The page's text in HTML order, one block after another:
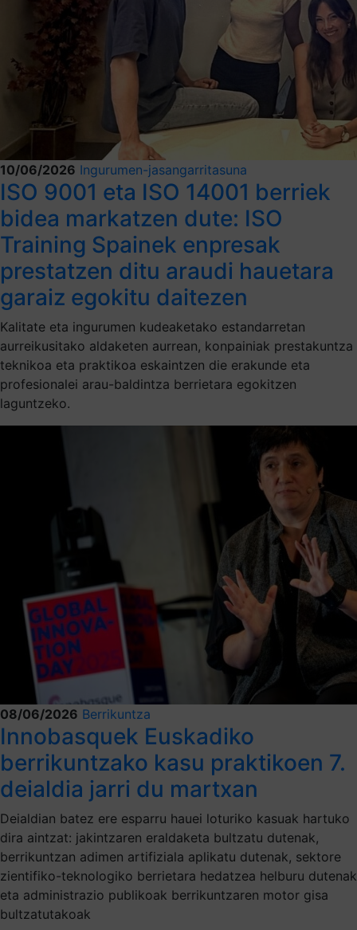
10/06/2026 Ingurumen-jasangarritasuna
ISO 9001 eta ISO 14001 berriek
bidea markatzen dute: ISO
Training Spainek enpresak
prestatzen ditu araudi hauetara
garaiz egokitu daitezen
Kalitate eta ingurumen kudeaketako estandarretan
aurreikusitako aldaketen aurrean, konpainiak prestakuntza
teknikoa eta praktikoa eskaintzen die erakunde eta
profesionalei arau-baldintza berrietara egokitzen
laguntzeko.
08/06/2026 Berrikuntza
Innobasquek Euskadiko
berrikuntzako kasu praktikoen 7.
deialdia jarri du martxan
Deialdian batez ere esparru hauei loturiko kasuak hartuko
dira aintzat: jakintzaren eraldaketa bultzatu dutenak,
berrikuntzan adimen artifiziala aplikatu dutenak, sektore
zientifiko-teknologiko berrietara hedatzea helburu dutenak
eta administrazio publikoak berrikuntzaren motor gisa
bultzatutakoak